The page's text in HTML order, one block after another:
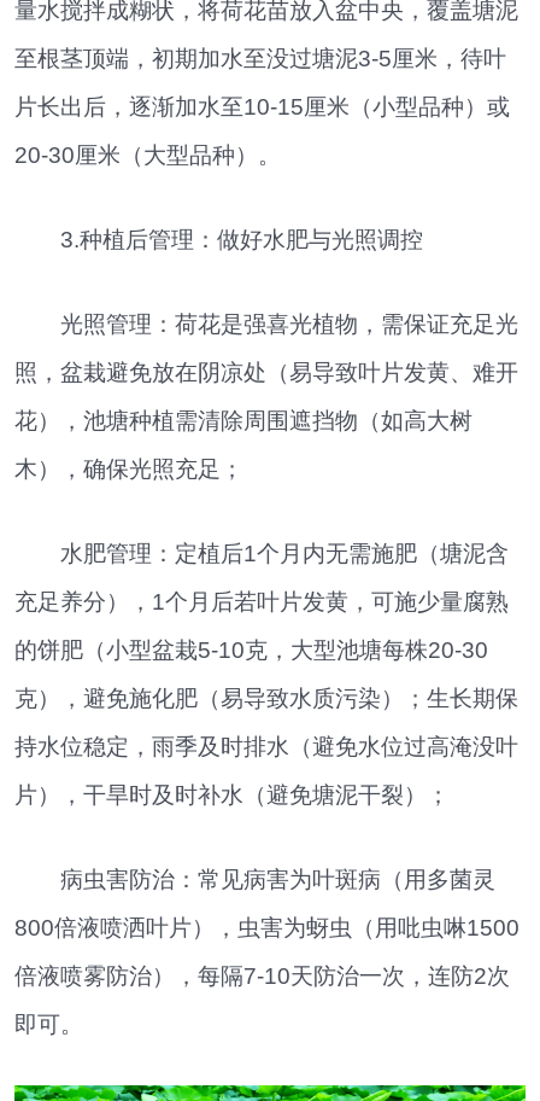
量水搅拌成糊状，将荷花苗放入盆中央，覆盖塘泥
至根茎顶端，初期加水至没过塘泥3-5厘米，待叶
片长出后，逐渐加水至10-15厘米（小型品种）或
20-30厘米（大型品种）。
3.种植后管理：做好水肥与光照调控
光照管理：荷花是强喜光植物，需保证充足光
照，盆栽避免放在阴凉处（易导致叶片发黄、难开
花），池塘种植需清除周围遮挡物（如高大树
木），确保光照充足；
水肥管理：定植后1个月内无需施肥（塘泥含
充足养分），1个月后若叶片发黄，可施少量腐熟
的饼肥（小型盆栽5-10克，大型池塘每株20-30
克），避免施化肥（易导致水质污染）；生长期保
持水位稳定，雨季及时排水（避免水位过高淹没叶
片），干旱时及时补水（避免塘泥干裂）；
病虫害防治：常见病害为叶斑病（用多菌灵
800倍液喷洒叶片），虫害为蚜虫（用吡虫啉1500
倍液喷雾防治），每隔7-10天防治一次，连防2次
即可。